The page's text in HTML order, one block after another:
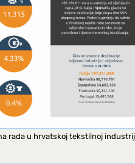
rada u hrvatskoj tekstilnoj